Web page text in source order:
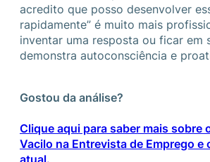
acredito que posso desenvolver
rapidamente” é muito mais
inventar uma resposta ou ficar em
demonstra autoconsciência e
Gostou da análise?
Clique aqui para saber mais sobre
Vacilo na Entrevista de Emprego e